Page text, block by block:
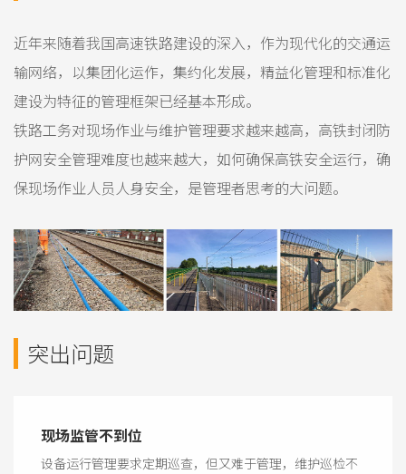
近年来随着我国高速铁路建设的深入，作为现代化的交通运
输网络，以集团化运作，集约化发展，精益化管理和标准化
建设为特征的管理框架已经基本形成。
铁路工务对现场作业与维护管理要求越来越高，高铁封闭防
护网安全管理难度也越来越大，如何确保高铁安全运行，确
保现场作业人员人身安全，是管理者思考的大问题。
突出问题
现场监管不到位
设备运行管理要求定期巡查，但又难于管理，维护巡检不